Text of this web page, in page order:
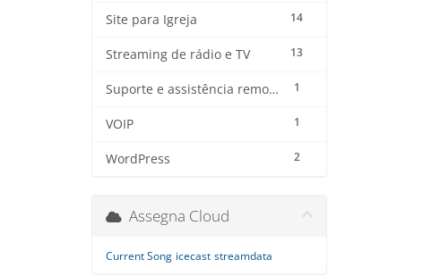
14
Site para Igreja
13
Streaming de rádio e TV
1
Suporte e assistência remota
1
VOIP
2
WordPress
Assegna Cloud
Current Song icecast streamdata